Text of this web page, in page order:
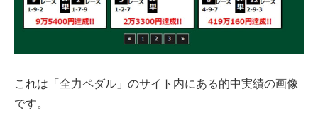
これは「全力ペダル」のサイト内にある的中実績の画像
です。